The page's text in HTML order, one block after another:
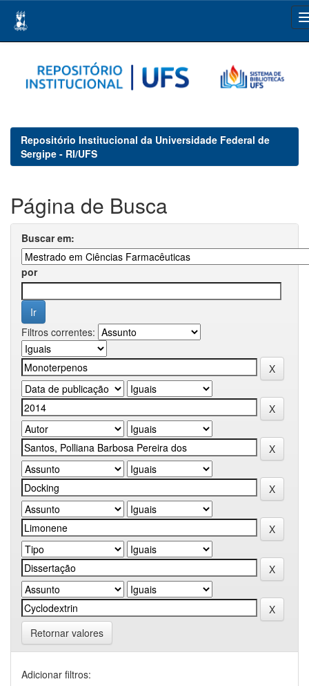
navigation
Repositório Institucional da Universidade Federal de
Sergipe - RI/UFS
Página de Busca
Buscar em:
por
Filtros correntes:
Retornar valores
Adicionar filtros: